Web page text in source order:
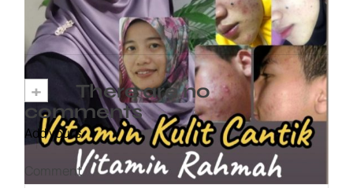
7 April, 2023
+
There are no
comments
Add yours
Comment